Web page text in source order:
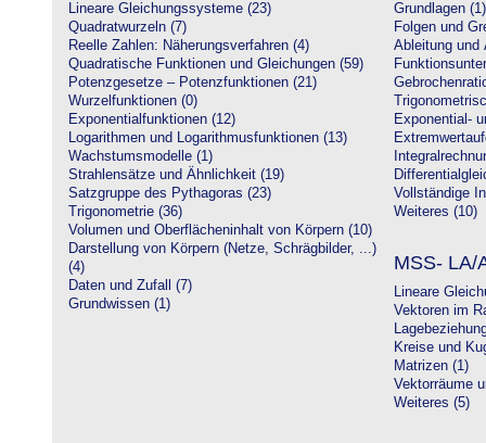
Lineare Gleichungssysteme (23)
Quadratwurzeln (7)
Reelle Zahlen: Näherungsverfahren (4)
Quadratische Funktionen und Gleichungen (59)
Potenzgesetze – Potenzfunktionen (21)
Wurzelfunktionen (0)
Exponentialfunktionen (12)
Logarithmen und Logarithmusfunktionen (13)
Wachstumsmodelle (1)
Strahlensätze und Ähnlichkeit (19)
Satzgruppe des Pythagoras (23)
Trigonometrie (36)
Volumen und Oberflächeninhalt von Körpern (10)
Darstellung von Körpern (Netze, Schrägbilder, ...)
(4)
Daten und Zufall (7)
Grundwissen (1)
Grundlagen (1)
Folgen und
Ableitung und
Exponential-
Vollständige
Weiteres (10)
MSS- LA/
Lineare
Vektoren im
Kreise und
Matrizen (1)
Vektorräume
Weiteres (5)